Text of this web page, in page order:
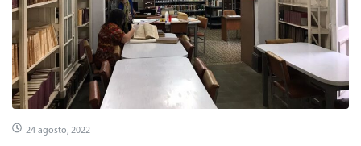
24 agosto, 2022